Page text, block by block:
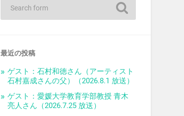
最近の投稿
ゲスト：石村和徳さん（アーティスト
石村嘉成さんの父）（2026.8.1 放送）
ゲスト：愛媛大学教育学部教授 青木
亮人さん（2026.7.25 放送）